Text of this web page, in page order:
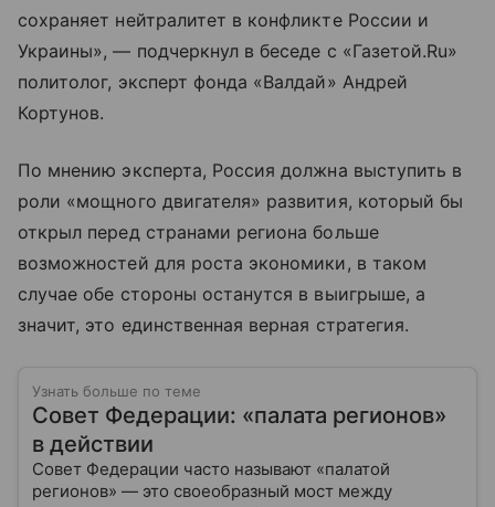
сохраняет нейтралитет в конфликте России и
Украины», — подчеркнул в беседе с «Газетой.Ru»
политолог, эксперт фонда «Валдай» Андрей
Кортунов.
По мнению эксперта, Россия должна выступить в
роли «мощного двигателя» развития, который бы
открыл перед странами региона больше
возможностей для роста экономики, в таком
случае обе стороны останутся в выигрыше, а
значит, это единственная верная стратегия.
Узнать больше по теме
Совет Федерации: «палата регионов»
в действии
Совет Федерации часто называют «палатой
регионов» — это своеобразный мост между